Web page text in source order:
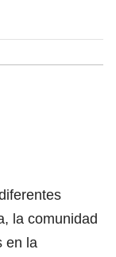
la comunidad
en la